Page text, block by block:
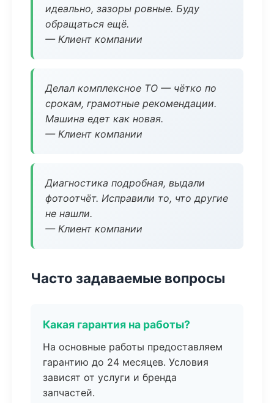
идеально, зазоры ровные. Буду
обращаться ещё.
— Клиент компании
Делал комплексное ТО — чётко по
срокам, грамотные рекомендации.
Машина едет как новая.
— Клиент компании
Диагностика подробная, выдали
фотоотчёт. Исправили то, что другие
не нашли.
— Клиент компании
Часто задаваемые вопросы
Какая гарантия на работы?
На основные работы предоставляем
гарантию до 24 месяцев. Условия
зависят от услуги и бренда
запчастей.